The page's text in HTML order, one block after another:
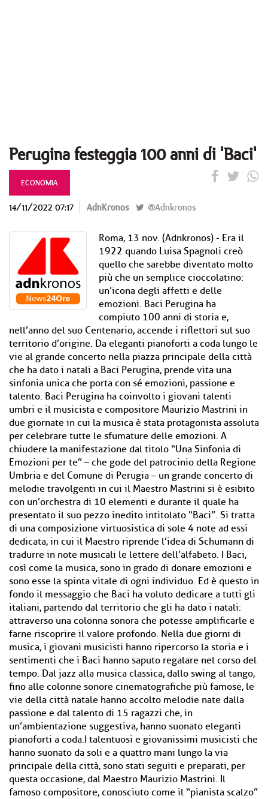
Perugina festeggia 100 anni di 'Baci'
ECONOMIA
14/11/2022 07:17 AdnKronos @Adnkronos
Roma, 13 nov. (Adnkronos) - Era il
1922 quando Luisa Spagnoli creò
quello che sarebbe diventato molto
più che un semplice cioccolatino:
un’icona degli affetti e delle
emozioni. Baci Perugina ha
compiuto 100 anni di storia e,
nell’anno del suo Centenario, accende i riflettori sul suo
territorio d’origine. Da eleganti pianoforti a coda lungo le
vie al grande concerto nella piazza principale della città
che ha dato i natali a Baci Perugina, prende vita una
sinfonia unica che porta con sé emozioni, passione e
talento. Baci Perugina ha coinvolto i giovani talenti
umbri e il musicista e compositore Maurizio Mastrini in
due giornate in cui la musica è stata protagonista assoluta
per celebrare tutte le sfumature delle emozioni. A
chiudere la manifestazione dal titolo “Una Sinfonia di
Emozioni per te” – che gode del patrocinio della Regione
Umbria e del Comune di Perugia – un grande concerto di
melodie travolgenti in cui il Maestro Mastrini si è esibito
con un’orchestra di 10 elementi e durante il quale ha
presentato il suo pezzo inedito intitolato “Baci”. Si tratta
di una composizione virtuosistica di sole 4 note ad essi
dedicata, in cui il Maestro riprende l’idea di Schumann di
tradurre in note musicali le lettere dell’alfabeto. I Baci,
così come la musica, sono in grado di donare emozioni e
sono esse la spinta vitale di ogni individuo. Ed è questo in
fondo il messaggio che Baci ha voluto dedicare a tutti gli
italiani, partendo dal territorio che gli ha dato i natali:
attraverso una colonna sonora che potesse amplificarle e
farne riscoprire il valore profondo. Nella due giorni di
musica, i giovani musicisti hanno ripercorso la storia e i
sentimenti che i Baci hanno saputo regalare nel corso del
tempo. Dal jazz alla musica classica, dallo swing al tango,
fino alle colonne sonore cinematografiche più famose, le
vie della città natale hanno accolto melodie nate dalla
passione e dal talento di 15 ragazzi che, in
un’ambientazione suggestiva, hanno suonato eleganti
pianoforti a coda.I talentuosi e giovanissimi musicisti che
hanno suonato da soli e a quattro mani lungo la via
principale della città, sono stati seguiti e preparati, per
questa occasione, dal Maestro Maurizio Mastrini. Il
famoso compositore, conosciuto come il “pianista scalzo”